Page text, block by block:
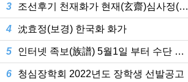
3 조선후기 천재화가 현재(玄齋)심사정(…
4 沈효정(보경) 한국화 화가
5 인터넷 족보(族譜) 5월1일 부터 수단 …
6 청심장학회 2022년도 장학생 선발공고